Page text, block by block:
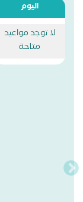
اليوم
لا توجد مواعيد
متاحة